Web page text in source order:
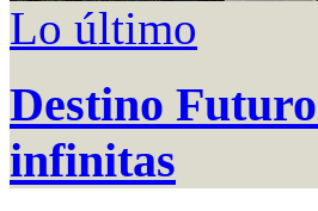
Lo último
Destino
infinitas